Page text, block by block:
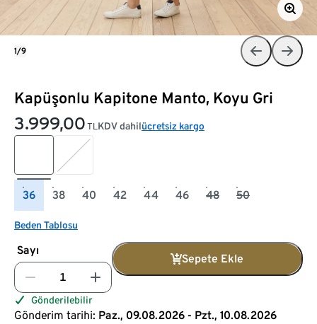
Kapüşonlu Kapitone Manto, Koyu Gri
3.999,00 TL KDV dahilücretsiz kargo
36 38 40 42 44 46 48 50
Beden Tablosu
Sayı
Sepete Ekle
Gönderilebilir
Gönderim tarihi: Paz., 09.08.2026 - Pzt., 10.08.2026
1/9